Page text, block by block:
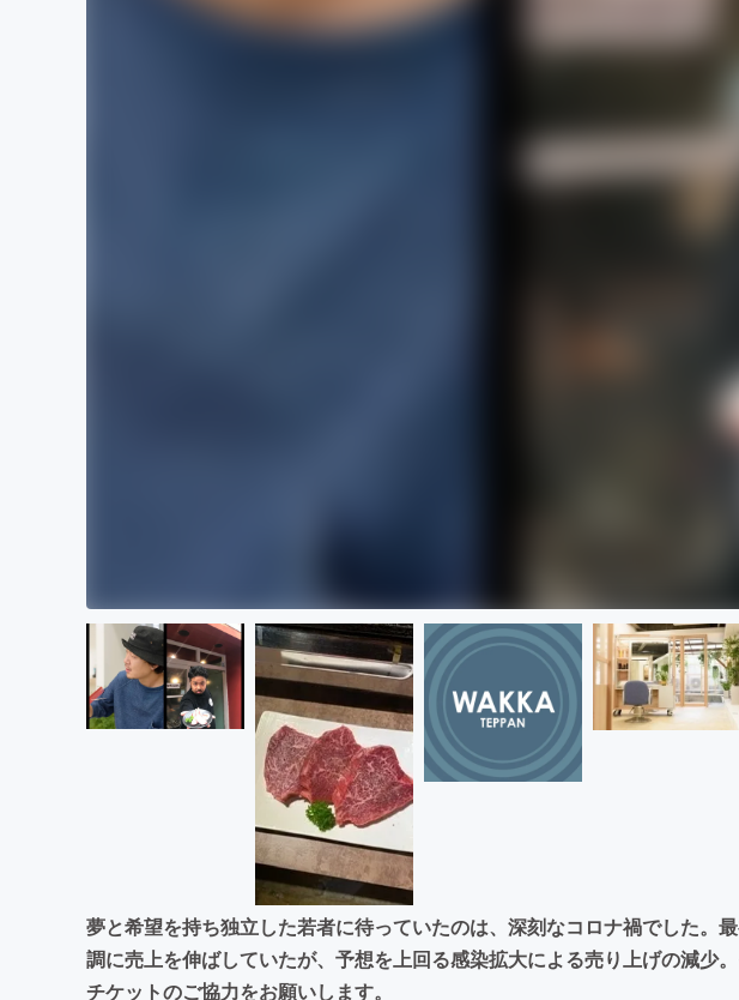
夢と希望を持ち独立した若者に待っていたのは、深刻なコロナ禍でした。
調に売上を伸ばしていたが、予想を上回る感染拡大による売り上げの減少
チケットのご協力をお願いします。